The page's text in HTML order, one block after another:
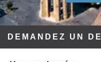
DEMANDEZ UN